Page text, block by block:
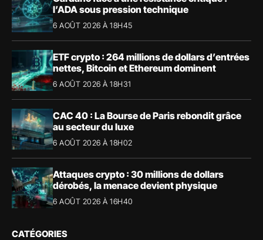
l’ADA sous pression technique
6 AOÛT 2026 À 18H45
ETF crypto : 264 millions de dollars d’entrées
nettes, Bitcoin et Ethereum dominent
6 AOÛT 2026 À 18H31
CAC 40 : La Bourse de Paris rebondit grâce
au secteur du luxe
6 AOÛT 2026 À 18H02
Attaques crypto : 30 millions de dollars
dérobés, la menace devient physique
6 AOÛT 2026 À 16H40
CATÉGORIES